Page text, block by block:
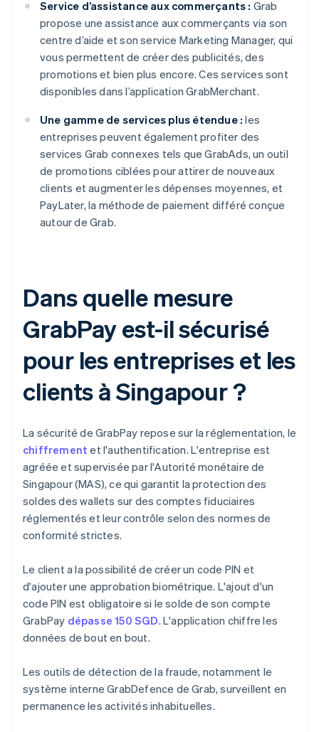
Service d’assistance aux commerçants : Grab
propose une assistance aux commerçants via son
centre d’aide et son service Marketing Manager, qui
vous permettent de créer des publicités, des
promotions et bien plus encore. Ces services sont
disponibles dans l’application GrabMerchant.
Une gamme de services plus étendue : les
entreprises peuvent également profiter des
services Grab connexes tels que GrabAds, un outil
de promotions ciblées pour attirer de nouveaux
clients et augmenter les dépenses moyennes, et
PayLater, la méthode de paiement différé conçue
autour de Grab.
Dans quelle mesure
GrabPay est-il sécurisé
pour les entreprises et les
clients à Singapour ?
La sécurité de GrabPay repose sur la réglementation, le
chiffrement et l'authentification. L'entreprise est
agréée et supervisée par l'Autorité monétaire de
Singapour (MAS), ce qui garantit la protection des
soldes des wallets sur des comptes fiduciaires
réglementés et leur contrôle selon des normes de
conformité strictes.
Le client a la possibilité de créer un code PIN et
d'ajouter une approbation biométrique. L'ajout d'un
code PIN est obligatoire si le solde de son compte
GrabPay dépasse 150 SGD. L'application chiffre les
données de bout en bout.
Les outils de détection de la fraude, notamment le
système interne GrabDefence de Grab, surveillent en
permanence les activités inhabituelles.